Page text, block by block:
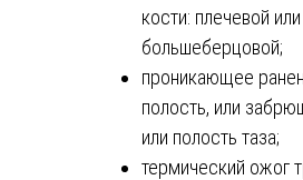
кости: плечевой
большеберцовой;
проникающее
полость, или
или полость таза;
термический ожог